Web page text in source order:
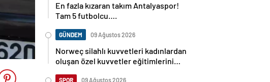
En fazla kızaran takım Antalyaspor!
Tam 5 futbolcu….
GÜNDEM 09 Ağustos 2026
Norweç silahlı kuvvetleri kadınlardan
oluşan özel kuvvetler eğitimlerini
SPOR 09 Ağustos 2026